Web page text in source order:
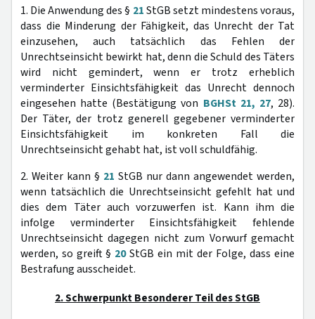
1. Die Anwendung des § 21StGB setzt mindestens voraus,
dass die Minderung der Fähigkeit, das Unrecht der Tat
einzusehen, auch tatsächlich das Fehlen der
Unrechtseinsicht bewirkt hat, denn die Schuld des Täters
wird nicht gemindert, wenn er trotz erheblich
verminderter Einsichtsfähigkeit das Unrecht dennoch
eingesehen hatte (Bestätigung von BGHSt 21, 27, 28).
Der Täter, der trotz generell gegebener verminderter
Einsichtsfähigkeit im konkreten Fall die
Unrechtseinsicht gehabt hat, ist voll schuldfähig.
2. Weiter kann § 21 StGB nur dann angewendet werden,
wenn tatsächlich die Unrechtseinsicht gefehlt hat und
dies dem Täter auch vorzuwerfen ist. Kann ihm die
infolge verminderter Einsichtsfähigkeit fehlende
Unrechtseinsicht dagegen nicht zum Vorwurf gemacht
werden, so greift § 20StGB ein mit der Folge, dass eine
Bestrafung ausscheidet.
2. Schwerpunkt Besonderer Teil des StGB